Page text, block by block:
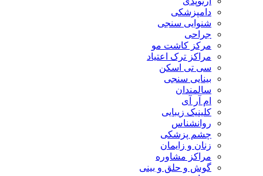
دامپزشکی
شنوایی سنجی
جراحی
مرکز کاشت مو
مراکز ترک اعتیاد
سی تی اسکن
بینایی سنجی
سالمندان
ام آر آی
کلینیک زیبایی
روانشناس
چشم پزشکی
زنان و زایمان
مراکز مشاوره
گوش و حلق و بینی